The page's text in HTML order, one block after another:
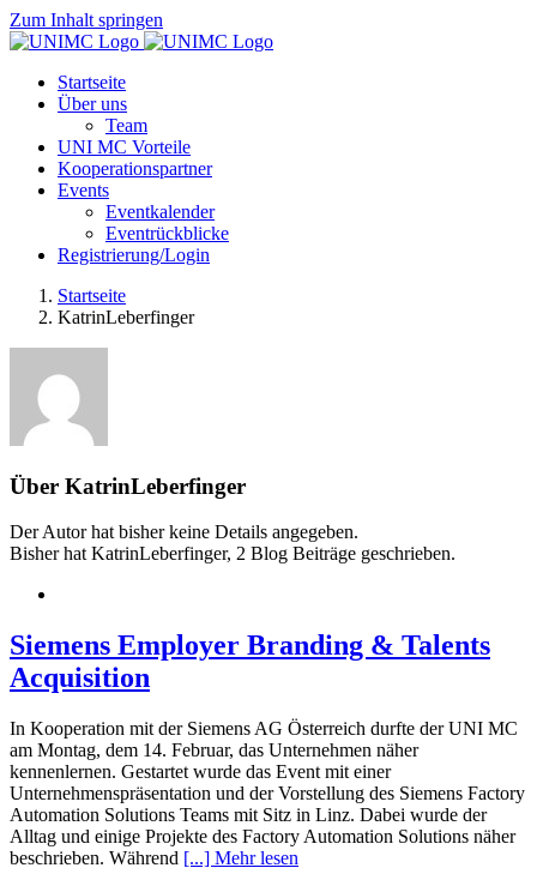
Zum Inhalt springen
Startseite
Über uns
Team
UNI MC Vorteile
Kooperationspartner
Events
Eventkalender
Eventrückblicke
Registrierung/Login
Startseite
KatrinLeberfinger
Über KatrinLeberfinger
Der Autor hat bisher keine Details angegeben.
Bisher hat KatrinLeberfinger, 2 Blog Beiträge geschrieben.
Siemens Employer Branding & Talents
Acquisition
In Kooperation mit der Siemens AG Österreich durfte der UNI MC
am Montag, dem 14. Februar, das Unternehmen näher
kennenlernen. Gestartet wurde das Event mit einer
Unternehmenspräsentation und der Vorstellung des Siemens Factory
Automation Solutions Teams mit Sitz in Linz. Dabei wurde der
Alltag und einige Projekte des Factory Automation Solutions näher
beschrieben. Während [...] Mehr lesen